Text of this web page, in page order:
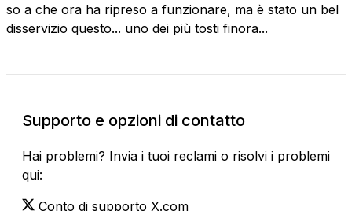
so a che ora ha ripreso a funzionare, ma è stato un bel
disservizio questo... uno dei più tosti finora...
Supporto e opzioni di contatto
Hai problemi? Invia i tuoi reclami o risolvi i problemi
qui:
Conto di supporto X.com